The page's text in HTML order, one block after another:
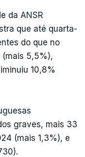
da ANSR
que até quarta-
do que no
(mais 5,5%),
10,8%
graves, mais 33
(mais 1,3%), e